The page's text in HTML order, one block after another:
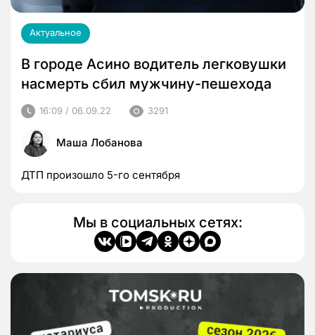
Актуальное
В городе Асино водитель легковушки
насмерть сбил мужчину-пешехода
16:09 / 06.09.22 3291
Маша Лобанова
ДТП произошло 5-го сентября
Мы в социальных сетях: